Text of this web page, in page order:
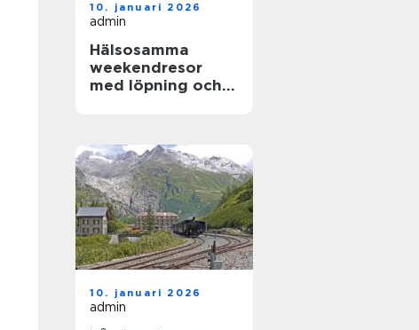
10. januari 2026
admin
Hälsosamma
weekendresor
med löpning och
10. januari 2026
admin